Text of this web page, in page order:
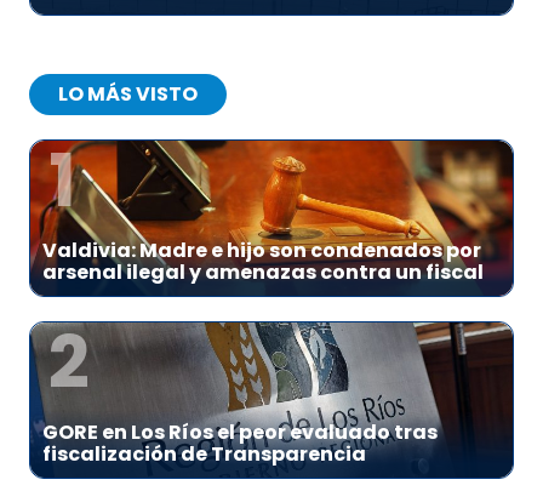
LO MÁS VISTO
1
Valdivia: Madre e hijo son condenados por
arsenal ilegal y amenazas contra un fiscal
2
GORE en Los Ríos el peor evaluado tras
fiscalización de Transparencia